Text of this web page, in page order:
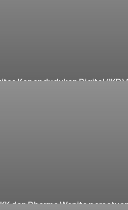
Kependudukan Digital
dan Dharma Wanita